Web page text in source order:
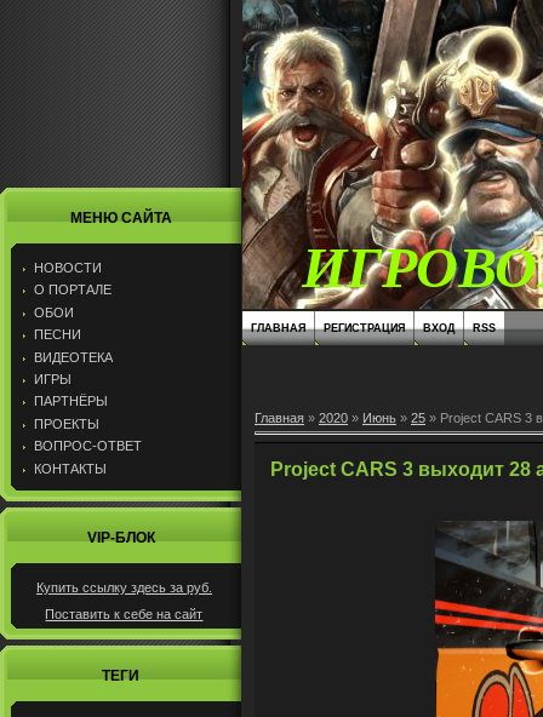
МЕНЮ САЙТА
НОВОСТИ
О ПОРТАЛЕ
ОБОИ
ПЕСНИ
ВИДЕОТЕКА
ИГРЫ
ПАРТНЁРЫ
ПРОЕКТЫ
ВОПРОС-ОТВЕТ
КОНТАКТЫ
VIP-БЛОК
Купить ссылку здесь за руб.
Поставить к себе на сайт
ТЕГИ
ГЛАВНАЯ РЕГИСТРАЦИЯ ВХОД RSS
Главная » 2020 » Июнь » 25 » Project CARS 3
Project CARS 3 выходит 28